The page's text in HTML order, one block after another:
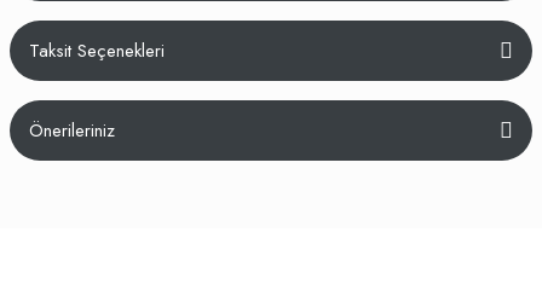
Bu ürüne ilk yorumu siz yapın!
Taksit Seçenekleri
Önerileriniz